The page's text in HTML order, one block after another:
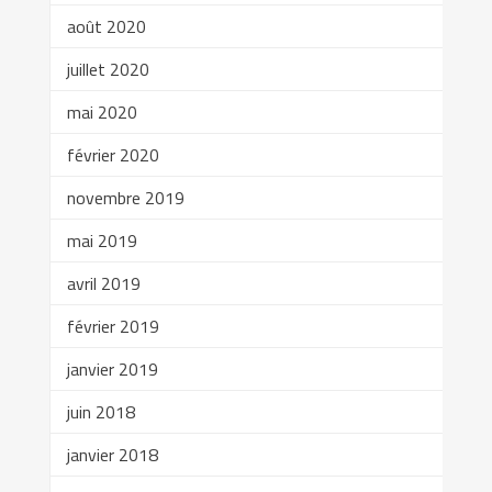
août 2020
juillet 2020
mai 2020
février 2020
novembre 2019
mai 2019
avril 2019
février 2019
janvier 2019
juin 2018
janvier 2018